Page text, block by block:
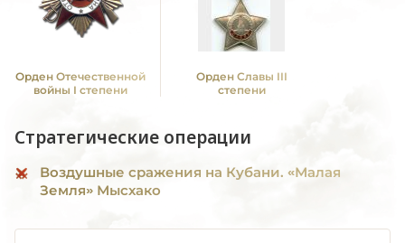
Орден Отечественной
войны I степени
Орден Славы III
степени
Стратегические операции
Воздушные сражения на Кубани. «Малая
Земля» Мысхако